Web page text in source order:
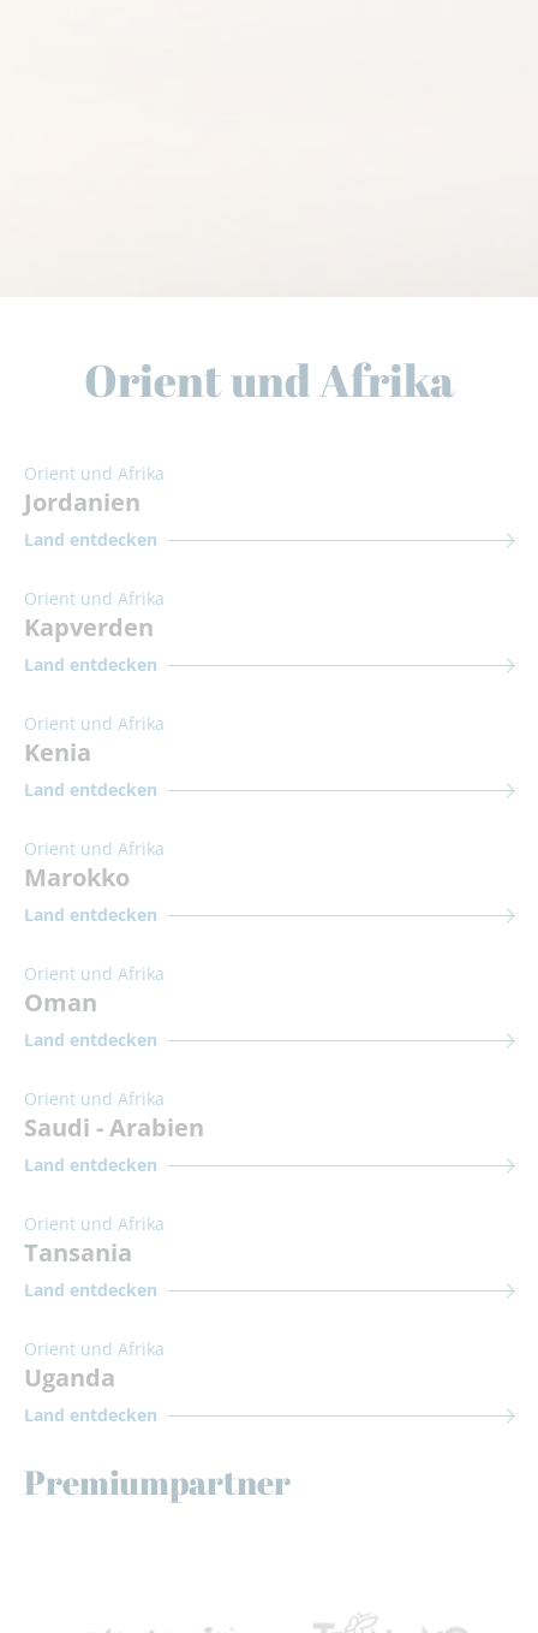
Orient und Afrika
Orient und Afrika
Jordanien
Land entdecken
Orient und Afrika
Kapverden
Land entdecken
Orient und Afrika
Kenia
Land entdecken
Orient und Afrika
Marokko
Land entdecken
Orient und Afrika
Oman
Land entdecken
Orient und Afrika
Saudi - Arabien
Land entdecken
Orient und Afrika
Tansania
Land entdecken
Orient und Afrika
Uganda
Land entdecken
Premiumpartner